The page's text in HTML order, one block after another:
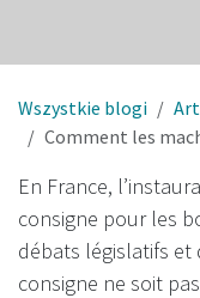
Wszystkie blogi
Comment les machines de
En France,
consigne pour les
débats législatifs et
consigne ne soit